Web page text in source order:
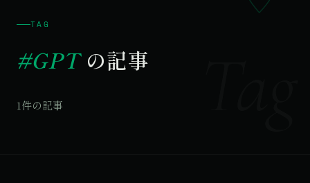
TAG
#GPTの記事
1件の記事